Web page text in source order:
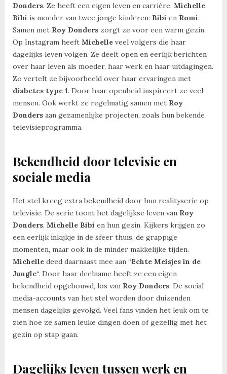
Donders. Ze heeft een eigen leven en carrière. Michelle
Bibi is moeder van twee jonge kinderen: Bibi en Romi.
Samen met Roy Donderszorgt ze voor een warm gezin.
Op Instagram heeft Michelleveel volgers die haar
dagelijks leven volgen. Ze deelt open en eerlijk berichten
over haar leven als moeder, haar werk en haar uitdagingen.
Zo vertelt ze bijvoorbeeld over haar ervaringen met
diabetes type 1. Door haar openheid inspireert ze veel
mensen. Ook werkt ze regelmatig samen met Roy
Dondersaan gezamenlijke projecten, zoals hun bekende
televisieprogramma.
Bekendheid door televisie en
sociale media
Het stel kreeg extra bekendheid door hun realityserie op
televisie. De serie toont het dagelijkse leven van Roy
Donders, Michelle Bibi en hun gezin. Kijkers krijgen zo
een eerlijk inkijkje in de sfeer thuis, de grappige
momenten, maar ook in de minder makkelijke tijden.
Michelledeed daarnaast mee aan “Echte Meisjes in de
Jungle“. Door haar deelname heeft ze een eigen
bekendheid opgebouwd, los van Roy Donders. De social
media-accounts van het stel worden door duizenden
mensen dagelijks gevolgd. Veel fans vinden het leuk om te
zien hoe ze samen leuke dingen doen of gezellig met het
gezin op stap gaan.
Dagelijks leven tussen werk en